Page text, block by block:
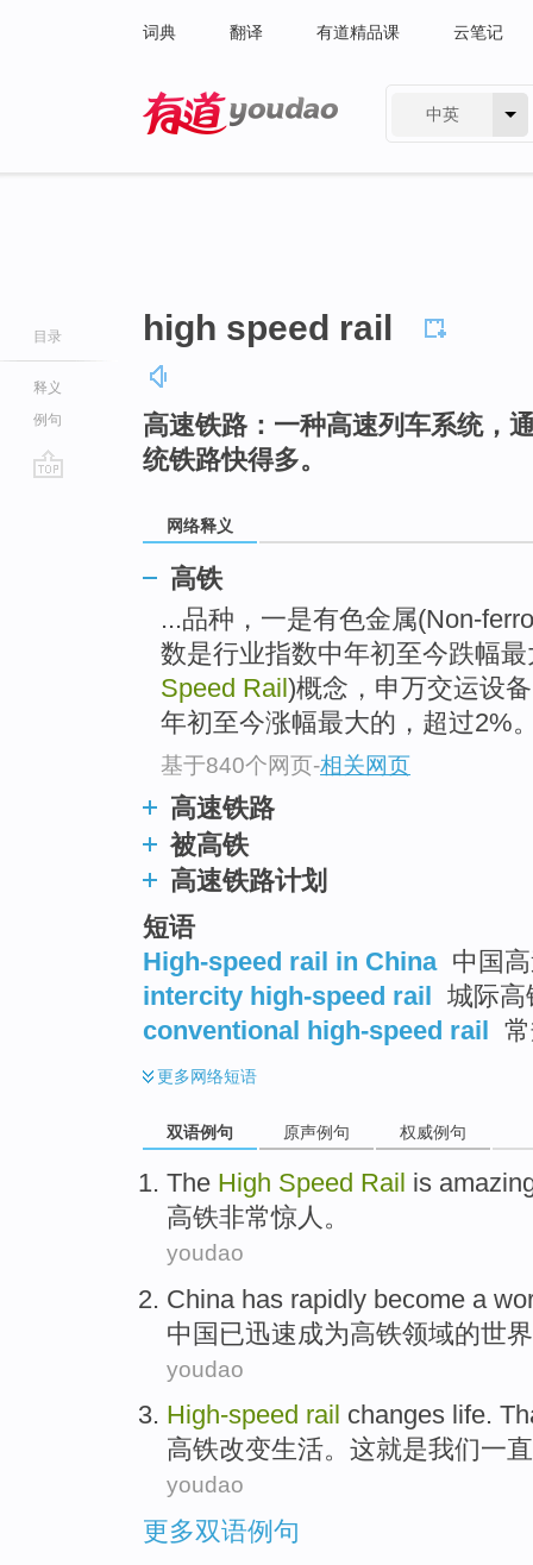
词典 翻译 有道精品课 云笔记
中英
目录
释义
例句
high speed rail
高速铁路：一种高速列车系统，
统铁路快得多。
网络释义
高铁
...品种，一是有色金属(Non-
数是行业指数中年初至今跌幅
Speed Rail )概念，申万交运设
年初至今涨幅最大的，超过2%
基于840个网页-相关网页
高速铁路
被高铁
高速铁路计划
短语
High-speed rail in China 中国
intercity high-speed rail 城际高
conventional high-speed rail
更多网络短语
双语例句 原声例句 权威例句
The High Speed Rail is
高铁非常惊人。
youdao
China has rapidly become a
中 国已迅速成为高铁领域的世
youdao
High-speed rail changes life.
高铁改变生活。 这就是我们一
youdao
更多双语例句